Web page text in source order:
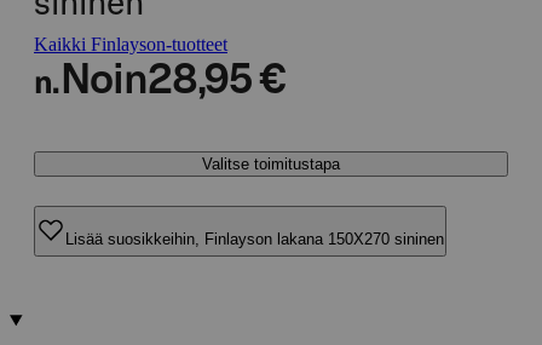
Kaikki Finlayson-tuotteet
n. Noin28,95 €
Valitse toimitustapa
Lisää suosikkeihin, Finlayson lakana 150X270 sininen